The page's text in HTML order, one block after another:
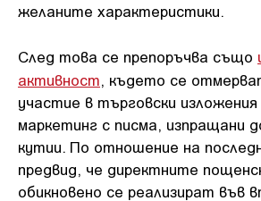
желаните характеристики.
След това се препоръчва също
активност, където се
участие в търговски
маркетинг с писма, изпращани
кутии. По отношение на
предвид, че директните
обикновено се реализират във